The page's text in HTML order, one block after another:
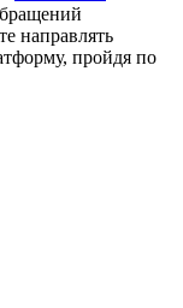
направлять
пройдя по